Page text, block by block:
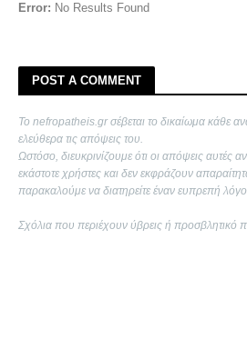
Error: No Results Found
POST A COMMENT
Το nefropatheis.gr σέβεται το δικαίωμα κάθε
ελεύθερα τις απόψεις του.
Ωστόσο, διευκρινίζουμε ότι οι απόψεις αυτές
εκάστοτε χρήστες και δεν εκφράζουν
παρακαλούμε να διατηρείτε έναν ευπρεπή λόγο
Σχόλια που περιέχουν ύβρεις ή προσβλητικό